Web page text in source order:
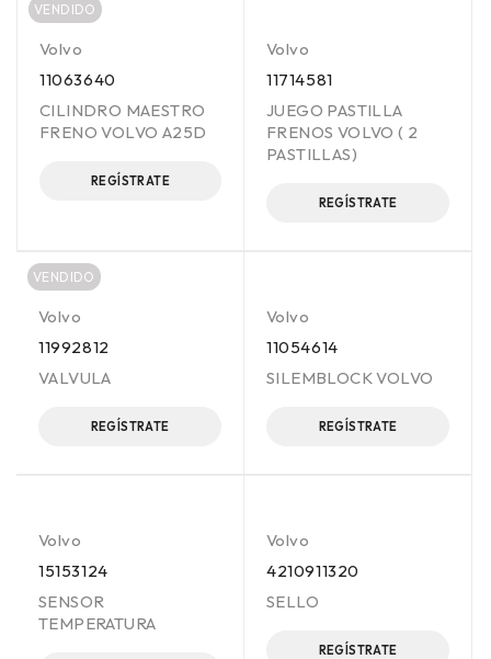
VENDIDO
Volvo
11063640
CILINDRO MAESTRO
FRENO VOLVO A25D
REGÍSTRATE
Volvo
11714581
JUEGO PASTILLA
FRENOS VOLVO ( 2
PASTILLAS)
REGÍSTRATE
VENDIDO
Volvo
11992812
VALVULA
REGÍSTRATE
Volvo
11054614
SILEMBLOCK VOLVO
REGÍSTRATE
Volvo
15153124
SENSOR
TEMPERATURA
Volvo
4210911320
SELLO
REGÍSTRATE